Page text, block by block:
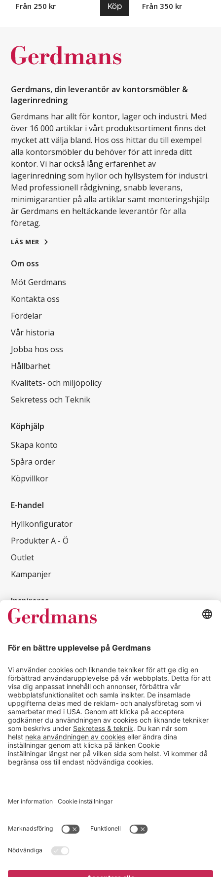
Från 250 kr Köp Från 350 kr
Gerdmans, din leverantör av kontorsmöbler &
lagerinredning
Gerdmans har allt för kontor, lager och industri. Med
över 16 000 artiklar i vårt produktsortiment finns det
mycket att välja bland. Hos oss hittar du till exempel
alla kontorsmöbler du behöver för att inreda ditt
kontor. Vi har också lång erfarenhet av
lagerinredning som hyllor och hyllsystem för industri.
Med professionell rådgivning, snabb leverans,
minimigarantier på alla artiklar samt monteringshjälp
är Gerdmans en heltäckande leverantör för alla
företag.
LÄS MER
Om oss
Möt Gerdmans
Kontakta oss
Fördelar
Vår historia
Jobba hos oss
Hållbarhet
Kvalitets- och miljöpolicy
Sekretess och Teknik
Köphjälp
Skapa konto
Spåra order
Köpvillkor
E-handel
Hyllkonfigurator
Produkter A - Ö
Outlet
Kampanjer
Inspireras
Kundcase
Läsvärt
Kontakt
info@gerdmans.se
0433-740 80
Kundservice öppettider
Vardagar 07.30-17.00
© 2026 Gerdmans Inredningar AB Alla priser är exklusive moms.
Cookie inställningar